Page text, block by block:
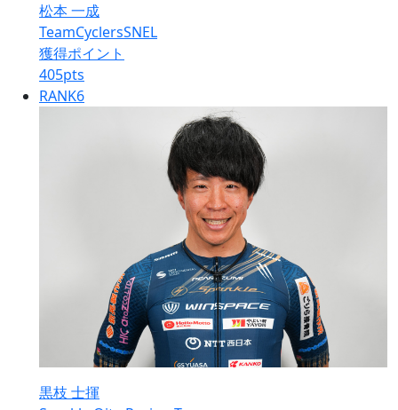
松本 一成
TeamCyclersSNEL
獲得ポイント
405pts
RANK6
黒枝 士揮